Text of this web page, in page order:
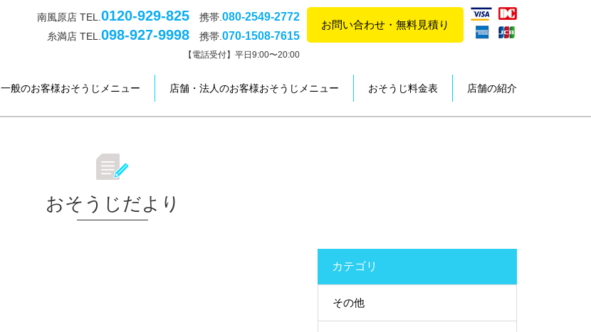
南風原店 TEL. 0120-929-825携帯. 080-2549-2772
糸満店 TEL. 098-927-9998携帯. 070-1508-7615
【電話受付】平日9:00〜20:00
お問い合わせ・無料見積り
一般のお客様おそうじメニュー 店舗・法人のお客様おそうじメニュー おそうじ料金表 店舗の紹介
おそうじだより
カテゴリ
その他